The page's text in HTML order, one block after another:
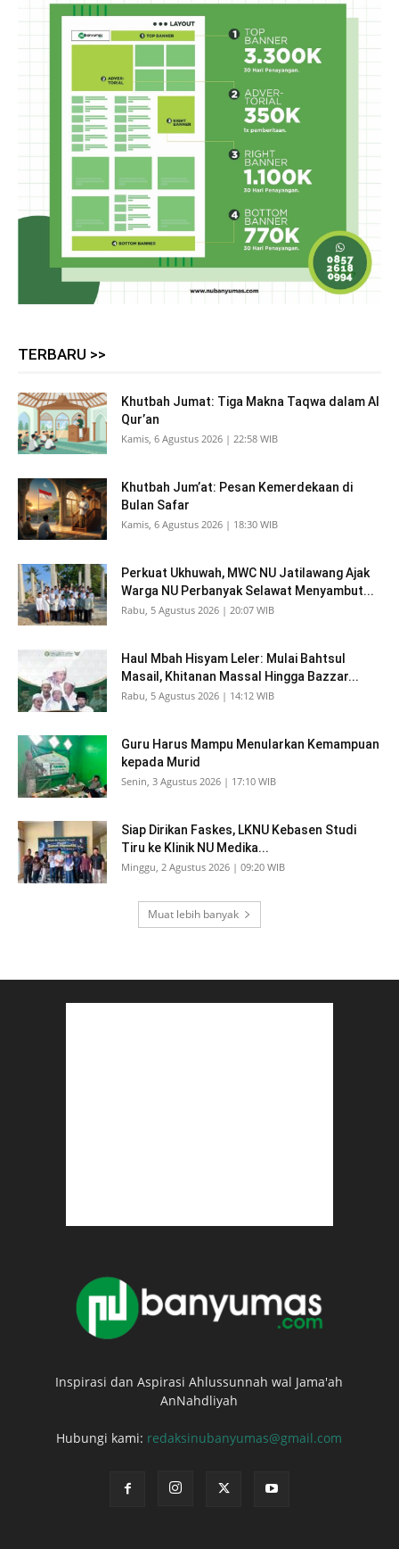
TERBARU >>
Khutbah Jumat: Tiga Makna Taqwa dalam Al
Qur’an
Kamis, 6 Agustus 2026 | 22:58 WIB
Khutbah Jum’at: Pesan Kemerdekaan di
Bulan Safar
Kamis, 6 Agustus 2026 | 18:30 WIB
Perkuat Ukhuwah, MWC NU Jatilawang Ajak
Warga NU Perbanyak Selawat Menyambut...
Rabu, 5 Agustus 2026 | 20:07 WIB
Haul Mbah Hisyam Leler: Mulai Bahtsul
Masail, Khitanan Massal Hingga Bazzar...
Rabu, 5 Agustus 2026 | 14:12 WIB
Guru Harus Mampu Menularkan Kemampuan
kepada Murid
Senin, 3 Agustus 2026 | 17:10 WIB
Siap Dirikan Faskes, LKNU Kebasen Studi
Tiru ke Klinik NU Medika...
Minggu, 2 Agustus 2026 | 09:20 WIB
Muat lebih banyak
Inspirasi dan Aspirasi Ahlussunnah wal Jama'ah
AnNahdliyah
Hubungi kami: redaksinubanyumas@gmail.com